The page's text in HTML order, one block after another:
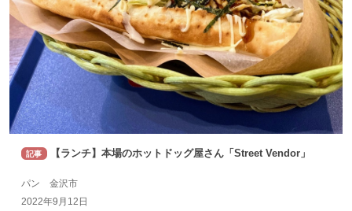
記事 【ランチ】本場のホットドッグ屋さん「Street Vendor」
パン 金沢市
2022年9月12日